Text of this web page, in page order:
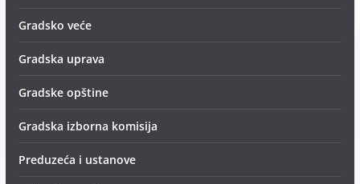
Gradsko veće
Gradska uprava
Gradske opštine
Gradska izborna komisija
Preduzeća i ustanove